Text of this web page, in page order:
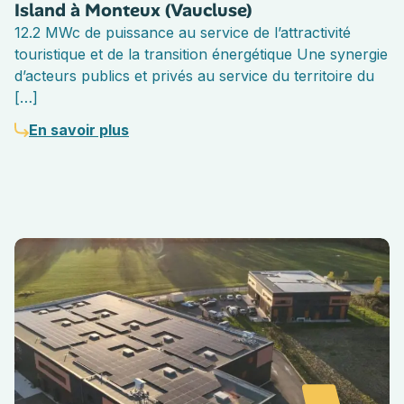
Island à Monteux (Vaucluse)
12.2 MWc de puissance au service de l’attractivité
touristique et de la transition énergétique Une synergie
d’acteurs publics et privés au service du territoire du
[…]
En savoir plus